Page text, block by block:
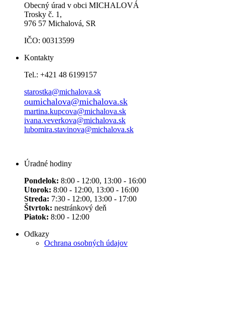
Obecný úrad v obci MICHALOVÁ
Trosky č. 1,
976 57 Michalová, SR
IČO: 00313599
Kontakty
Tel.: +421 48 6199157
starostka@michalova.sk
oumichalova@michalova.sk
martina.kupcova@michalova.sk
ivana.veverkova@michalova.sk
lubomira.stavinova@michalova.sk
Úradné hodiny
Pondelok: 8:00 - 12:00, 13:00 - 16:00
Utorok: 8:00 - 12:00, 13:00 - 16:00
Streda: 7:30 - 12:00, 13:00 - 17:00
Štvrtok: nestránkový deň
Piatok: 8:00 - 12:00
Odkazy
Ochrana osobných údajov